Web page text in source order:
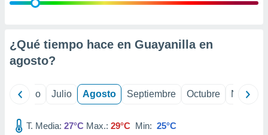
e
mediante
¿Qué tiempo hace en Guayanilla en
agosto?
Junio Julio Agosto Septiembre Octubre
T. Media: 27°C Max.: 29°C Min: 25°C